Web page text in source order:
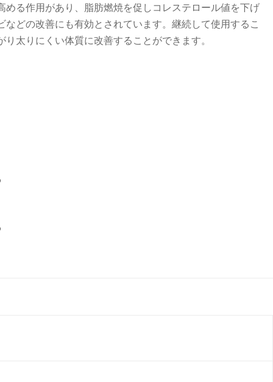
める作用があり、脂肪燃焼を促しコレステロール値を下げ
などの改善にも有効とされています。継続して使用するこ
太りにくい体質に改善することができます。